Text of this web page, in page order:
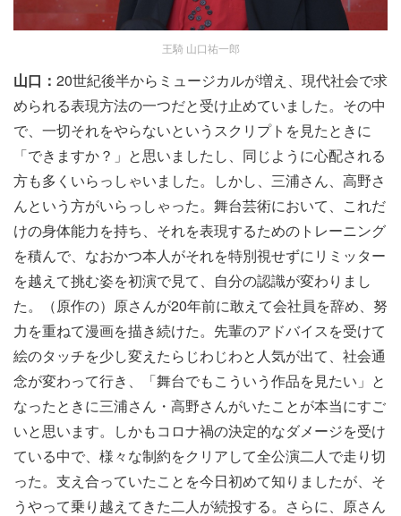
王騎 山口祐一郎
山口： 20世紀後半からミュージカルが増え、現代社会で求
められる表現方法の一つだと受け止めていました。その中
で、一切それをやらないというスクリプトを見たときに
「できますか？」と思いましたし、同じように心配される
方も多くいらっしゃいました。しかし、三浦さん、高野さ
んという方がいらっしゃった。舞台芸術において、これだ
けの身体能力を持ち、それを表現するためのトレーニング
を積んで、なおかつ本人がそれを特別視せずにリミッター
を越えて挑む姿を初演で見て、自分の認識が変わりまし
た。（原作の）原さんが20年前に敢えて会社員を辞め、努
力を重ねて漫画を描き続けた。先輩のアドバイスを受けて
絵のタッチを少し変えたらじわじわと人気が出て、社会通
念が変わって行き、「舞台でもこういう作品を見たい」と
なったときに三浦さん・高野さんがいたことが本当にすご
いと思います。しかもコロナ禍の決定的なダメージを受け
ている中で、様々な制約をクリアして全公演二人で走り切
った。支え合っていたことを今日初めて知りましたが、そ
うやって乗り越えてきた二人が続投する。さらに、原さん